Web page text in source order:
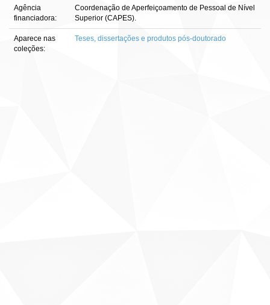
Agência
financiadora:
Coordenação de Aperfeiçoamento de Pessoal de Nível
Superior (CAPES).
Aparece nas
coleções:
Teses, dissertações e produtos pós-doutorado